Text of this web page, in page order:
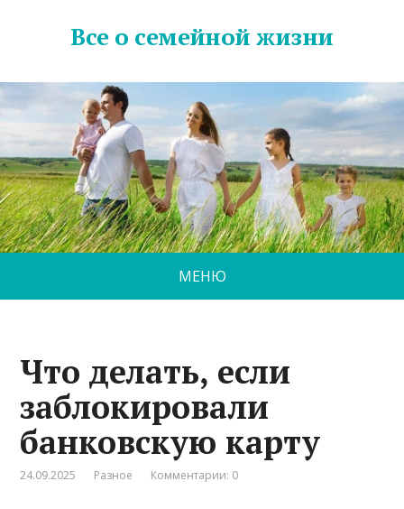
Все о семейной жизни
МЕНЮ
Что делать, если
заблокировали
банковскую карту
24.09.2025 Разное Комментарии: 0